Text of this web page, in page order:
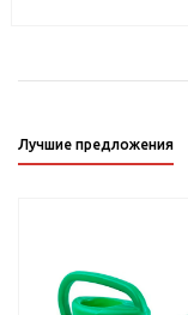
Лучшие предложения